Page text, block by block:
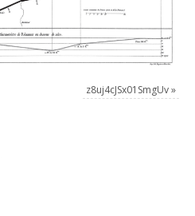
z8uj4cJSx01SmgUv»